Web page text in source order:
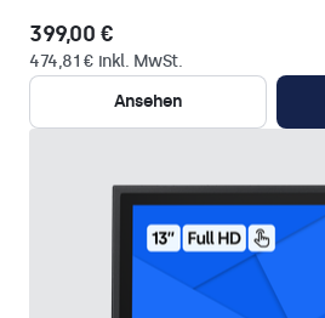
399,00 €
474,81 € inkl. MwSt.
Ansehen